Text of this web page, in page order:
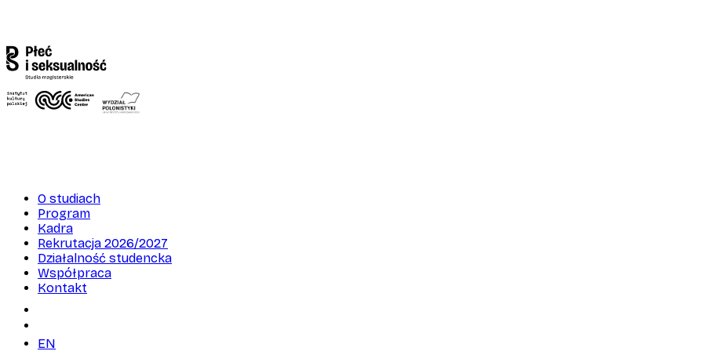
O studiach
Program
Kadra
Rekrutacja 2026/2027
Działalność studencka
Współpraca
Kontakt
EN